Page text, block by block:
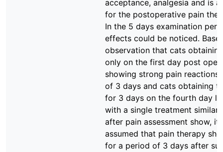
acceptance, analgesia and is
for the postoperative pain
In the 5 days examination
effects could be noticed.
observation that cats
only on the first day post
showing strong pain reactions
of 3 days and cats obtaining
for 3 days on the fourth day
with a single treatment similar
after pain assessment show, it
assumed that pain therapy
for a period of 3 days after